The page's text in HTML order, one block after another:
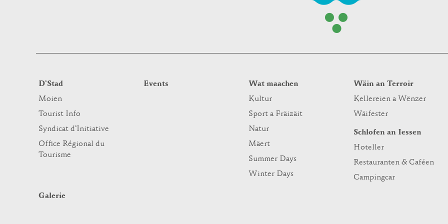
D’Stad
Moien
Tourist Info
Syndicat d’Initiative
Office Régional du
Tourisme
Events
Wat maachen
Kultur
Sport a Fräizäit
Natur
Mäert
Summer Days
Winter Days
Wäin an Terroir
Kellereien a Wënzer
Wäifester
Schlofen an Iessen
Hoteller
Restauranten & Caféen
Campingcar
Galerie